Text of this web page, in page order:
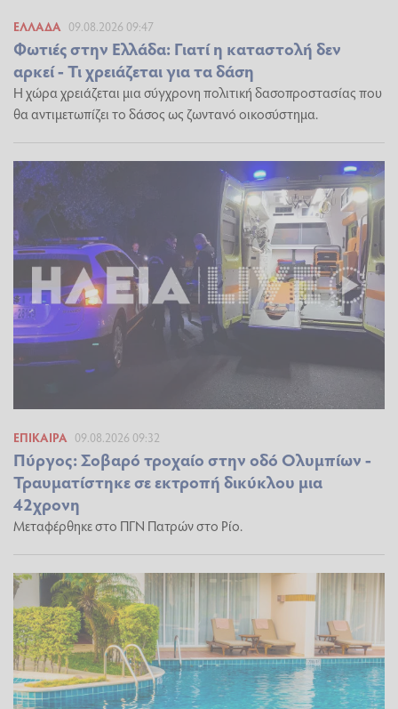
Φωτιές στην Ελλάδα: Γιατί η καταστολή δεν
αρκεί - Τι χρειάζεται για τα δάση
Η χώρα χρειάζεται μια σύγχρονη πολιτική δασοπροστασίας που
θα αντιμετωπίζει το δάσος ως ζωντανό οικοσύστημα.
ΕΛΛΆΔΑ 09.08.2026 09:47
Πύργος: Σοβαρό τροχαίο στην οδό Ολυμπίων -
Τραυματίστηκε σε εκτροπή δικύκλου μια
42χρονη
Μεταφέρθηκε στο ΠΓΝ Πατρών στο Ρίο.
ΕΠΊΚΑΙΡΑ 09.08.2026 09:32